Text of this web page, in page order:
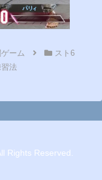
ーム
スト6
法
Rights Reserved.